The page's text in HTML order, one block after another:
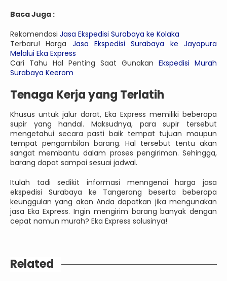
Baca Juga :
Rekomendasi Jasa Ekspedisi Surabaya ke Kolaka
Terbaru! Harga Jasa Ekspedisi Surabaya ke Jayapura
Melalui Eka Express
Cari Tahu Hal Penting Saat Gunakan Ekspedisi Murah
Surabaya Keerom
Tenaga Kerja yang Terlatih
Khusus untuk jalur darat, Eka Express memiliki beberapa
supir yang handal. Maksudnya, para supir tersebut
mengetahui secara pasti baik tempat tujuan maupun
tempat pengambilan barang. Hal tersebut tentu akan
sangat membantu dalam proses pengiriman. Sehingga,
barang dapat sampai sesuai jadwal.
Itulah tadi sedikit informasi menngenai harga jasa
ekspedisi Surabaya ke Tangerang beserta beberapa
keunggulan yang akan Anda dapatkan jika mengunakan
jasa Eka Express. Ingin mengirim barang banyak dengan
cepat namun murah? Eka Express solusinya!
Related